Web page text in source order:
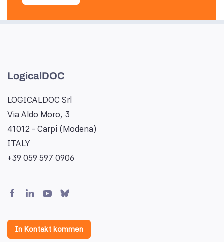
LogicalDOC
LOGICALDOC Srl
Via Aldo Moro, 3
41012 - Carpi (Modena)
ITALY
+39 059 597 0906
In Kontakt kommen